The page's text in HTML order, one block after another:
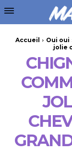
Accueil Oui oui
jolie